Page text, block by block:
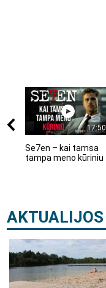
17:50
Se7en – kai tamsa
tampa meno kūriniu
AKTUALIJOS